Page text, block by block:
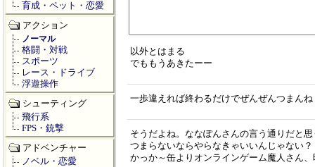
以外とはまる
でももうあきたーー
一歩違えれば終わるだけでぜんぜんつまんね
そうだよね。ななぽんさんの言う通りだと思
つまらないならやらなきゃいいんじゃない？
かっか～缶よりオンラインゲーム魔人さん
育成・ペット・恋愛
アクション
ノーマル
格闘・対戦
スポーツ
レース・ドライブ
浮遊操作
シューティング
飛行系
FPS・銃撃
アドベンチャー
ノベル・恋愛